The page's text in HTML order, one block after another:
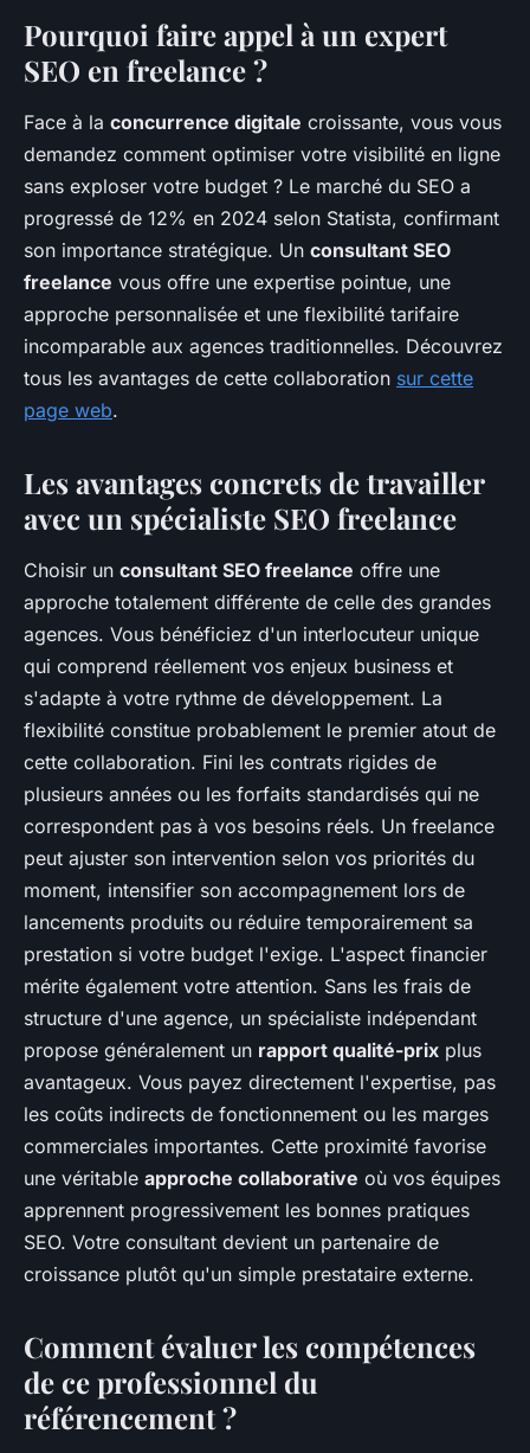
Pourquoi faire appel à un expert
SEO en freelance ?
Face à la concurrence digitale croissante, vous vous
demandez comment optimiser votre visibilité en ligne
sans exploser votre budget ? Le marché du SEO a
progressé de 12% en 2024 selon Statista, confirmant
son importance stratégique. Un consultant SEO
freelance vous offre une expertise pointue, une
approche personnalisée et une flexibilité tarifaire
incomparable aux agences traditionnelles. Découvrez
tous les avantages de cette collaboration sur cette
page web.
Les avantages concrets de travailler
avec un spécialiste SEO freelance
Choisir un consultant SEO freelance offre une
approche totalement différente de celle des grandes
agences. Vous bénéficiez d'un interlocuteur unique
qui comprend réellement vos enjeux business et
s'adapte à votre rythme de développement. La
flexibilité constitue probablement le premier atout de
cette collaboration. Fini les contrats rigides de
plusieurs années ou les forfaits standardisés qui ne
correspondent pas à vos besoins réels. Un freelance
peut ajuster son intervention selon vos priorités du
moment, intensifier son accompagnement lors de
lancements produits ou réduire temporairement sa
prestation si votre budget l'exige. L'aspect financier
mérite également votre attention. Sans les frais de
structure d'une agence, un spécialiste indépendant
propose généralement un rapport qualité-prix plus
avantageux. Vous payez directement l'expertise, pas
les coûts indirects de fonctionnement ou les marges
commerciales importantes. Cette proximité favorise
une véritable approche collaborative où vos équipes
apprennent progressivement les bonnes pratiques
SEO. Votre consultant devient un partenaire de
croissance plutôt qu'un simple prestataire externe.
Comment évaluer les compétences
de ce professionnel du
référencement ?